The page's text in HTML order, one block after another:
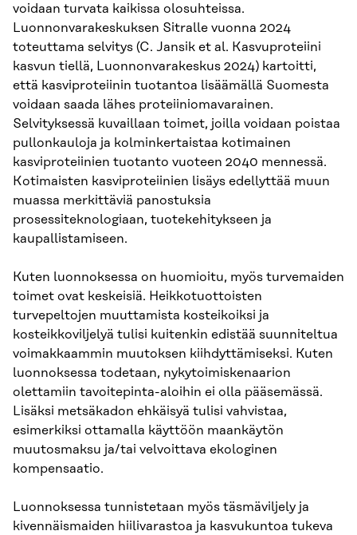
voidaan turvata kaikissa olosuhteissa.
Luonnonvarakeskuksen Sitralle vuonna 2024
toteuttama selvitys (C. Jansik et al. Kasvuproteiini
kasvun tiellä, Luonnonvarakeskus 2024) kartoitti,
että kasviproteiinin tuotantoa lisäämällä Suomesta
voidaan saada lähes proteiiniomavarainen.
Selvityksessä kuvaillaan toimet, joilla voidaan poistaa
pullonkauloja ja kolminkertaistaa kotimainen
kasviproteiinien tuotanto vuoteen 2040 mennessä.
Kotimaisten kasviproteiinien lisäys edellyttää muun
muassa merkittäviä panostuksia
prosessiteknologiaan, tuotekehitykseen ja
kaupallistamiseen.
Kuten luonnoksessa on huomioitu, myös turvemaiden
toimet ovat keskeisiä. Heikkotuottoisten
turvepeltojen muuttamista kosteikoiksi ja
kosteikkoviljelyä tulisi kuitenkin edistää suunniteltua
voimakkaammin muutoksen kiihdyttämiseksi. Kuten
luonnoksessa todetaan, nykytoimiskenaarion
olettamiin tavoitepinta-aloihin ei olla pääsemässä.
Lisäksi metsäkadon ehkäisyä tulisi vahvistaa,
esimerkiksi ottamalla käyttöön maankäytön
muutosmaksu ja/tai velvoittava ekologinen
kompensaatio.
Luonnoksessa tunnistetaan myös täsmäviljely ja
kivennäismaiden hiilivarastoa ja kasvukuntoa tukeva